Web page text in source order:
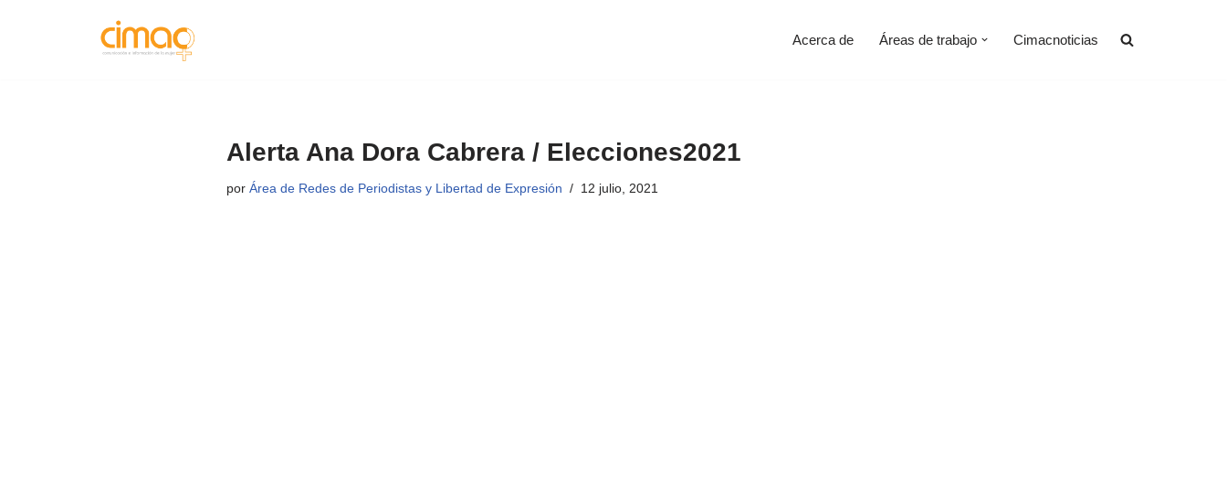
Acerca de Áreas de trabajo Cimacnoticias
Alerta Ana Dora Cabrera / Elecciones2021
porÁrea de Redes de Periodistas y Libertad de Expresión 12 julio, 2021